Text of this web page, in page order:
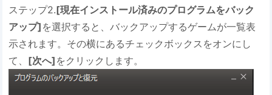
ステップ2.[現在インストール済みのプログラムをバック
アップ] を選択すると、バックアップするゲームが一覧表
示されます。その横にあるチェックボックスをオンにし
て、 [次へ] をクリックします。